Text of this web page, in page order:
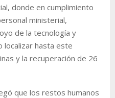
donde en cumplimiento
ministerial,
de la tecnología y
localizar hasta este
y la recuperación de 26
que los restos humanos